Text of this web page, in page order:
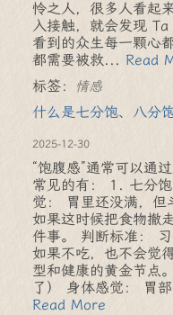
怜之人，很多人看起
入接触，就会发现
看到的众生每一颗心
都需要被救... Read
标签：
情感
什么是七分饱、八分
2025-12-30
“饱腹感”通常可以通
常见的有： 1. 七分
觉： 胃里还没满，但
如果这时候把食物撤
件事。 判断标准：
如果不吃，也不会觉
型和健康的黄金节点
了） 身体感觉： 胃
Read More